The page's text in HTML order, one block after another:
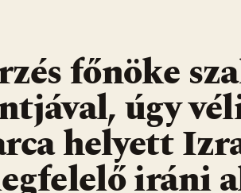
főnöke
úgy
helyett
iráni